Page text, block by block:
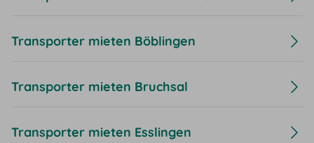
Transporter mieten Böblingen
Transporter mieten Bruchsal
Transporter mieten Esslingen